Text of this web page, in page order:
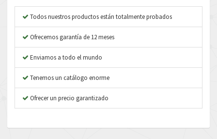
Apex Dynamics
Asco Numatics
Atos
4,607
Aventics
B&R
Todos nuestros productos están totalmente probados
Ofrecemos garantía de 12 meses
Enviamos a todo el mundo
Tenemos un catálogo enorme
Ofrecer un precio garantizado